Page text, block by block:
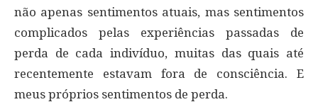
não apenas sentimentos atuais, mas sentimentos
complicados pelas experiências passadas de
perda de cada indivíduo, muitas das quais até
recentemente estavam fora de consciência. E
meus próprios sentimentos de perda.